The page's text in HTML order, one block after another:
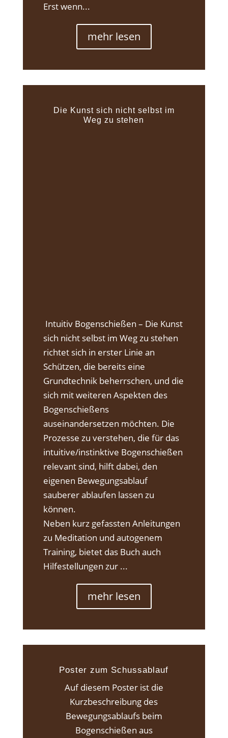
Erst wenn...
mehr lesen
Die Kunst sich nicht selbst im
Weg zu stehen
Intuitiv Bogenschießen – Die Kunst
sich nicht selbst im Weg zu stehen
richtet sich in erster Linie an
Schützen, die bereits eine
Grundtechnik beherrschen, und die
sich mit weiteren Aspekten des
Bogenschießens
auseinandersetzen möchten. Die
Prozesse zu verstehen, die für das
intuitive/instinktive Bogenschießen
relevant sind, hilft dabei, den
eigenen Bewegungsablauf
sauberer ablaufen lassen zu
können.
Neben kurz gefassten Anleitungen
zu Meditation und autogenem
Training, bietet das Buch auch
Hilfestellungen zur ...
mehr lesen
Poster zum Schussablauf
Auf diesem Poster ist die
Kurzbeschreibung des
Bewegungsablaufs beim
Bogenschießen aus